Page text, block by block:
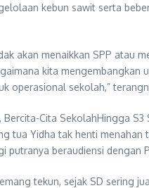
kebun sawit serta
akan menaikkan SPP atau
kita mengembangkan
operasional sekolah,”
Bercita-Cita SekolahHingga S3
tua Yidha tak henti menahan
putranya beraudiensi dengan
tekun, sejak SD sering